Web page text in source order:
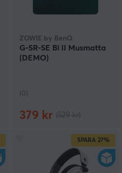
ZOWIE by BenQ
G-SR-SE Bi II Musmatta
(DEMO)
(0)
379 kr
SPARA 27%